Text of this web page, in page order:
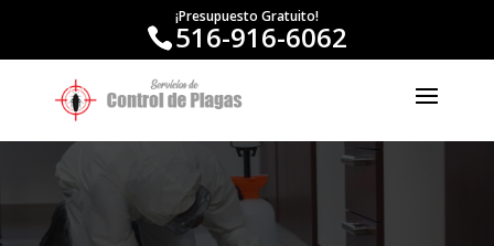
¡Presupuesto Gratuito!
516-916-6062